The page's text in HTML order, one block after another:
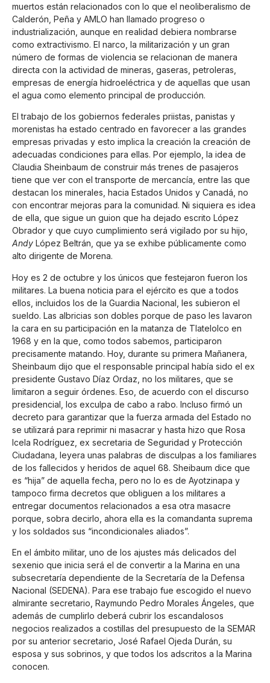
muertos están relacionados con lo que el neoliberalismo de
Calderón, Peña y AMLO han llamado progreso o
industrialización, aunque en realidad debiera nombrarse
como extractivismo. El narco, la militarización y un gran
número de formas de violencia se relacionan de manera
directa con la actividad de mineras, gaseras, petroleras,
empresas de energía hidroeléctrica y de aquellas que usan
el agua como elemento principal de producción.
El trabajo de los gobiernos federales priistas, panistas y
morenistas ha estado centrado en favorecer a las grandes
empresas privadas y esto implica la creación la creación de
adecuadas condiciones para ellas. Por ejemplo, la idea de
Claudia Sheinbaum de construir más trenes de pasajeros
tiene que ver con el transporte de mercancía, entre las que
destacan los minerales, hacia Estados Unidos y Canadá, no
con encontrar mejoras para la comunidad. Ni siquiera es idea
de ella, que sigue un guion que ha dejado escrito López
Obrador y que cuyo cumplimiento será vigilado por su hijo,
Andy López Beltrán, que ya se exhibe públicamente como
alto dirigente de Morena.
Hoy es 2 de octubre y los únicos que festejaron fueron los
militares. La buena noticia para el ejército es que a todos
ellos, incluidos los de la Guardia Nacional, les subieron el
sueldo. Las albricias son dobles porque de paso les lavaron
la cara en su participación en la matanza de Tlatelolco en
1968 y en la que, como todos sabemos, participaron
precisamente matando. Hoy, durante su primera Mañanera,
Sheinbaum dijo que el responsable principal había sido el ex
presidente Gustavo Díaz Ordaz, no los militares, que se
limitaron a seguir órdenes. Eso, de acuerdo con el discurso
presidencial, los exculpa de cabo a rabo. Incluso firmó un
decreto para garantizar que la fuerza armada del Estado no
se utilizará para reprimir ni masacrar y hasta hizo que Rosa
Icela Rodríguez, ex secretaria de Seguridad y Protección
Ciudadana, leyera unas palabras de disculpas a los familiares
de los fallecidos y heridos de aquel 68. Sheibaum dice que
es “hija” de aquella fecha, pero no lo es de Ayotzinapa y
tampoco firma decretos que obliguen a los militares a
entregar documentos relacionados a esa otra masacre
porque, sobra decirlo, ahora ella es la comandanta suprema
y los soldados sus “incondicionales aliados”.
En el ámbito militar, uno de los ajustes más delicados del
sexenio que inicia será el de convertir a la Marina en una
subsecretaría dependiente de la Secretaría de la Defensa
Nacional (SEDENA). Para ese trabajo fue escogido el nuevo
almirante secretario, Raymundo Pedro Morales Ángeles, que
además de cumplirlo deberá cubrir los escandalosos
negocios realizados a costillas del presupuesto de la SEMAR
por su anterior secretario, José Rafael Ojeda Durán, su
esposa y sus sobrinos, y que todos los adscritos a la Marina
conocen.